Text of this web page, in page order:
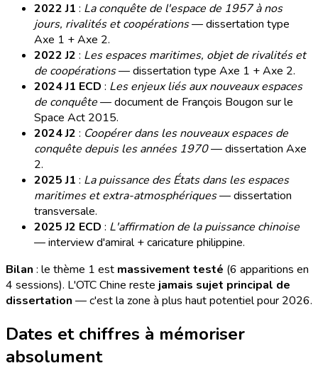
2022 J1 : La conquête de l'espace de 1957 à nos
jours, rivalités et coopérations— dissertation type
Axe 1 + Axe 2.
2022 J2 : Les espaces maritimes, objet de rivalités et
de coopérations— dissertation type Axe 1 + Axe 2.
2024 J1 ECD : Les enjeux liés aux nouveaux espaces
de conquête— document de François Bougon sur le
Space Act 2015.
2024 J2 : Coopérer dans les nouveaux espaces de
conquête depuis les années 1970— dissertation Axe
2.
2025 J1 : La puissance des États dans les espaces
maritimes et extra-atmosphériques— dissertation
transversale.
2025 J2 ECD : L'affirmation de la puissance chinoise
— interview d'amiral + caricature philippine.
Bilan : le thème 1 est massivement testé (6 apparitions en
4 sessions). L'OTC Chine reste jamais sujet principal de
dissertation — c'est la zone à plus haut potentiel pour 2026.
Dates et chiffres à mémoriser
absolument